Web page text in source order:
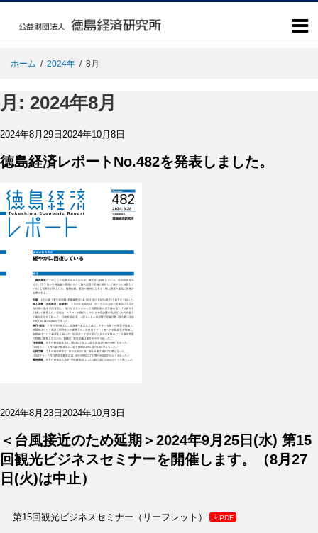
ホーム / 2024年 / 8月
月: 2024年8月
投
日:
2024年8月29日 2024年10月8日
徳島経済レポートNo.482を発表しました。
投
日:
2024年8月23日 2024年10月3日
＜台風接近のため延期＞2024年9月25日(水) 第15
回観光ビジネスセミナーを開催します。（8月27
日(火)は中止）
第15回観光ビジネスセミナー（リーフレット） PDF